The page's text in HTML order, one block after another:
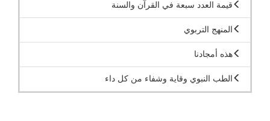
قيمة العدد سبعة في القرآن والسنة
المنهج التربوي
هذه أمجادنا
الطب النبوي وقاية وشفاء من كل داء